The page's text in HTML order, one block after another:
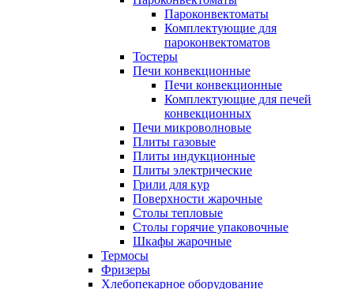
Пароконвектоматы
Комплектующие для
пароконвектоматов
Тостеры
Печи конвекционные
Печи конвекционные
Комплектующие для печей
конвекционных
Печи микроволновые
Плиты газовые
Плиты индукционные
Плиты электрические
Грили для кур
Поверхности жарочные
Столы тепловые
Столы горячие упаковочные
Шкафы жарочные
Термосы
Фризеры
Хлебопекарное оборудование